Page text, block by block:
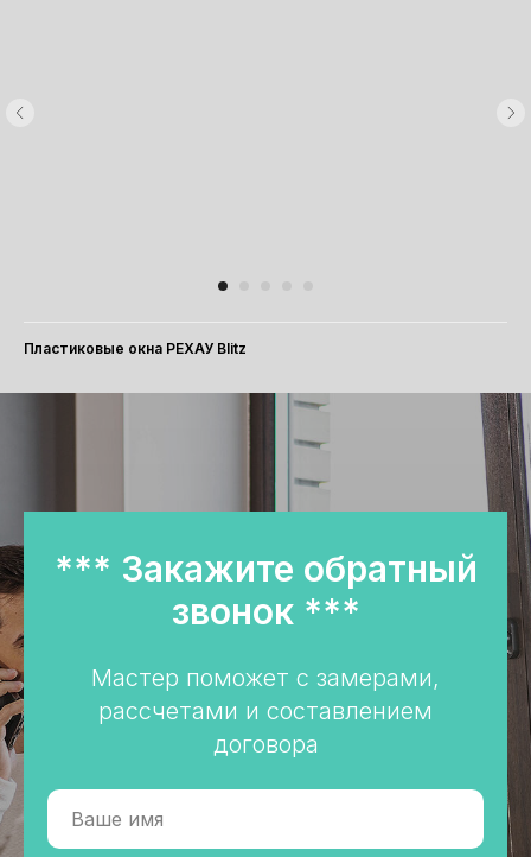
Пластиковые окна РЕХАУ Blitz
*** Закажите обратный
звонок ***
Мастер поможет с замерами,
рассчетами и составлением
договора